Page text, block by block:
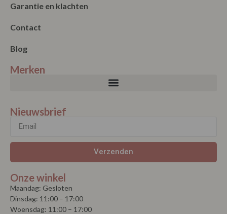
Garantie en klachten
Contact
Blog
Merken
Nieuwsbrief
Verzenden
Onze winkel
Maandag: Gesloten
Dinsdag: 11:00 – 17:00
Woensdag: 11:00 – 17:00